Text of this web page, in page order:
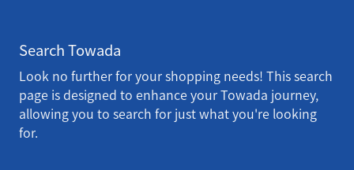
Search Towada
Look no further for your shopping needs! This search
page is designed to enhance your Towada journey,
allowing you to search for just what you're looking
for.